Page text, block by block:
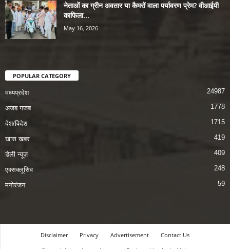
नेताओं का ग्रीन अवतार या कैमरों वाला पर्यावरण प्रेम? वीआईपी
काफिला...
May 16, 2026
POPULAR CATEGORY
मध्यप्रदेश 24987
अजब गजब 1778
देश/विदेश 1715
खास खबर 419
डेली न्यूज़ 409
एक्सक्लूसिव 248
मनोरंजन 59
Disclaimer Privacy Advertisement
Contact Us